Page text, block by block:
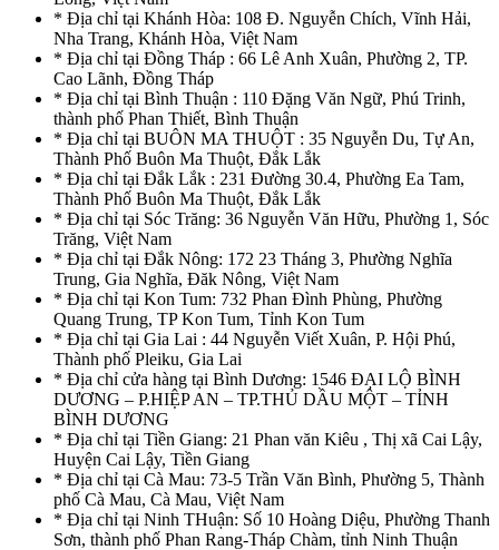
* Địa chỉ tại Khánh Hòa: 108 Đ. Nguyễn Chích, Vĩnh Hải,
Nha Trang, Khánh Hòa, Việt Nam
* Địa chỉ tại Đồng Tháp : 66 Lê Anh Xuân, Phường 2, TP.
Cao Lãnh, Đồng Tháp
* Địa chỉ tại Bình Thuận : 110 Đặng Văn Ngữ, Phú Trinh,
thành phố Phan Thiết, Bình Thuận
* Địa chỉ tại BUÔN MA THUỘT : 35 Nguyễn Du, Tự An,
Thành Phố Buôn Ma Thuột, Đắk Lắk
* Địa chỉ tại Đắk Lắk : 231 Đường 30.4, Phường Ea Tam,
Thành Phố Buôn Ma Thuột, Đắk Lắk
* Địa chỉ tại Sóc Trăng: 36 Nguyễn Văn Hữu, Phường 1, Sóc
Trăng, Việt Nam
* Địa chỉ tại Đắk Nông: 172 23 Tháng 3, Phường Nghĩa
Trung, Gia Nghĩa, Đăk Nông, Việt Nam
* Địa chỉ tại Kon Tum: 732 Phan Đình Phùng, Phường
Quang Trung, TP Kon Tum, Tỉnh Kon Tum
* Địa chỉ tại Gia Lai : 44 Nguyễn Viết Xuân, P. Hội Phú,
Thành phố Pleiku, Gia Lai
* Địa chỉ cửa hàng tại Bình Dương: 1546 ĐẠI LỘ BÌNH
DƯƠNG – P.HIỆP AN – TP.THỦ DẦU MỘT – TỈNH
BÌNH DƯƠNG
* Địa chỉ tại Tiền Giang: 21 Phan văn Kiêu , Thị xã Cai Lậy,
Huyện Cai Lậy, Tiền Giang
* Địa chỉ tại Cà Mau: 73-5 Trần Văn Bình, Phường 5, Thành
phố Cà Mau, Cà Mau, Việt Nam
* Địa chỉ tại Ninh THuận: Số 10 Hoàng Diệu, Phường Thanh
Sơn, thành phố Phan Rang-Tháp Chàm, tỉnh Ninh Thuận